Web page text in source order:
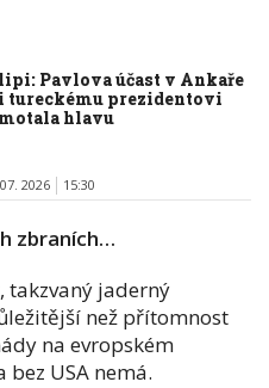
Pavlova účast v Ankaře
tureckému prezidentovi
hlavu
2026 15:30
zbraních…
takzvaný jaderný
než přítomnost
na evropském
USA nemá.